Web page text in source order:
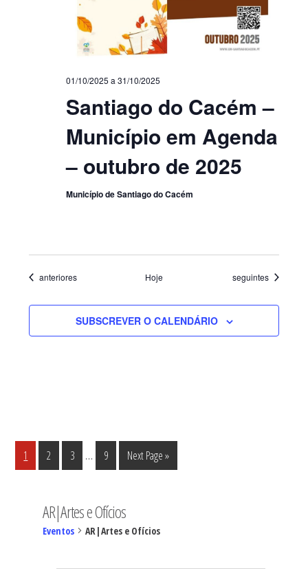
Santiago do Cacém –
Município em Agenda
– outubro de 2025
01/10/2025 a 31/10/2025
Município de Santiago do Cacém
Eventos
anteriores Hoje Eventos
seguintes
SUBSCREVER O CALENDÁRIO
Página
1 Página
2 Página
3
Interim
pages
… Página
9
Go
to
Next Page »
AR|Artes e Ofícios
Eventos AR|Artes e Ofícios